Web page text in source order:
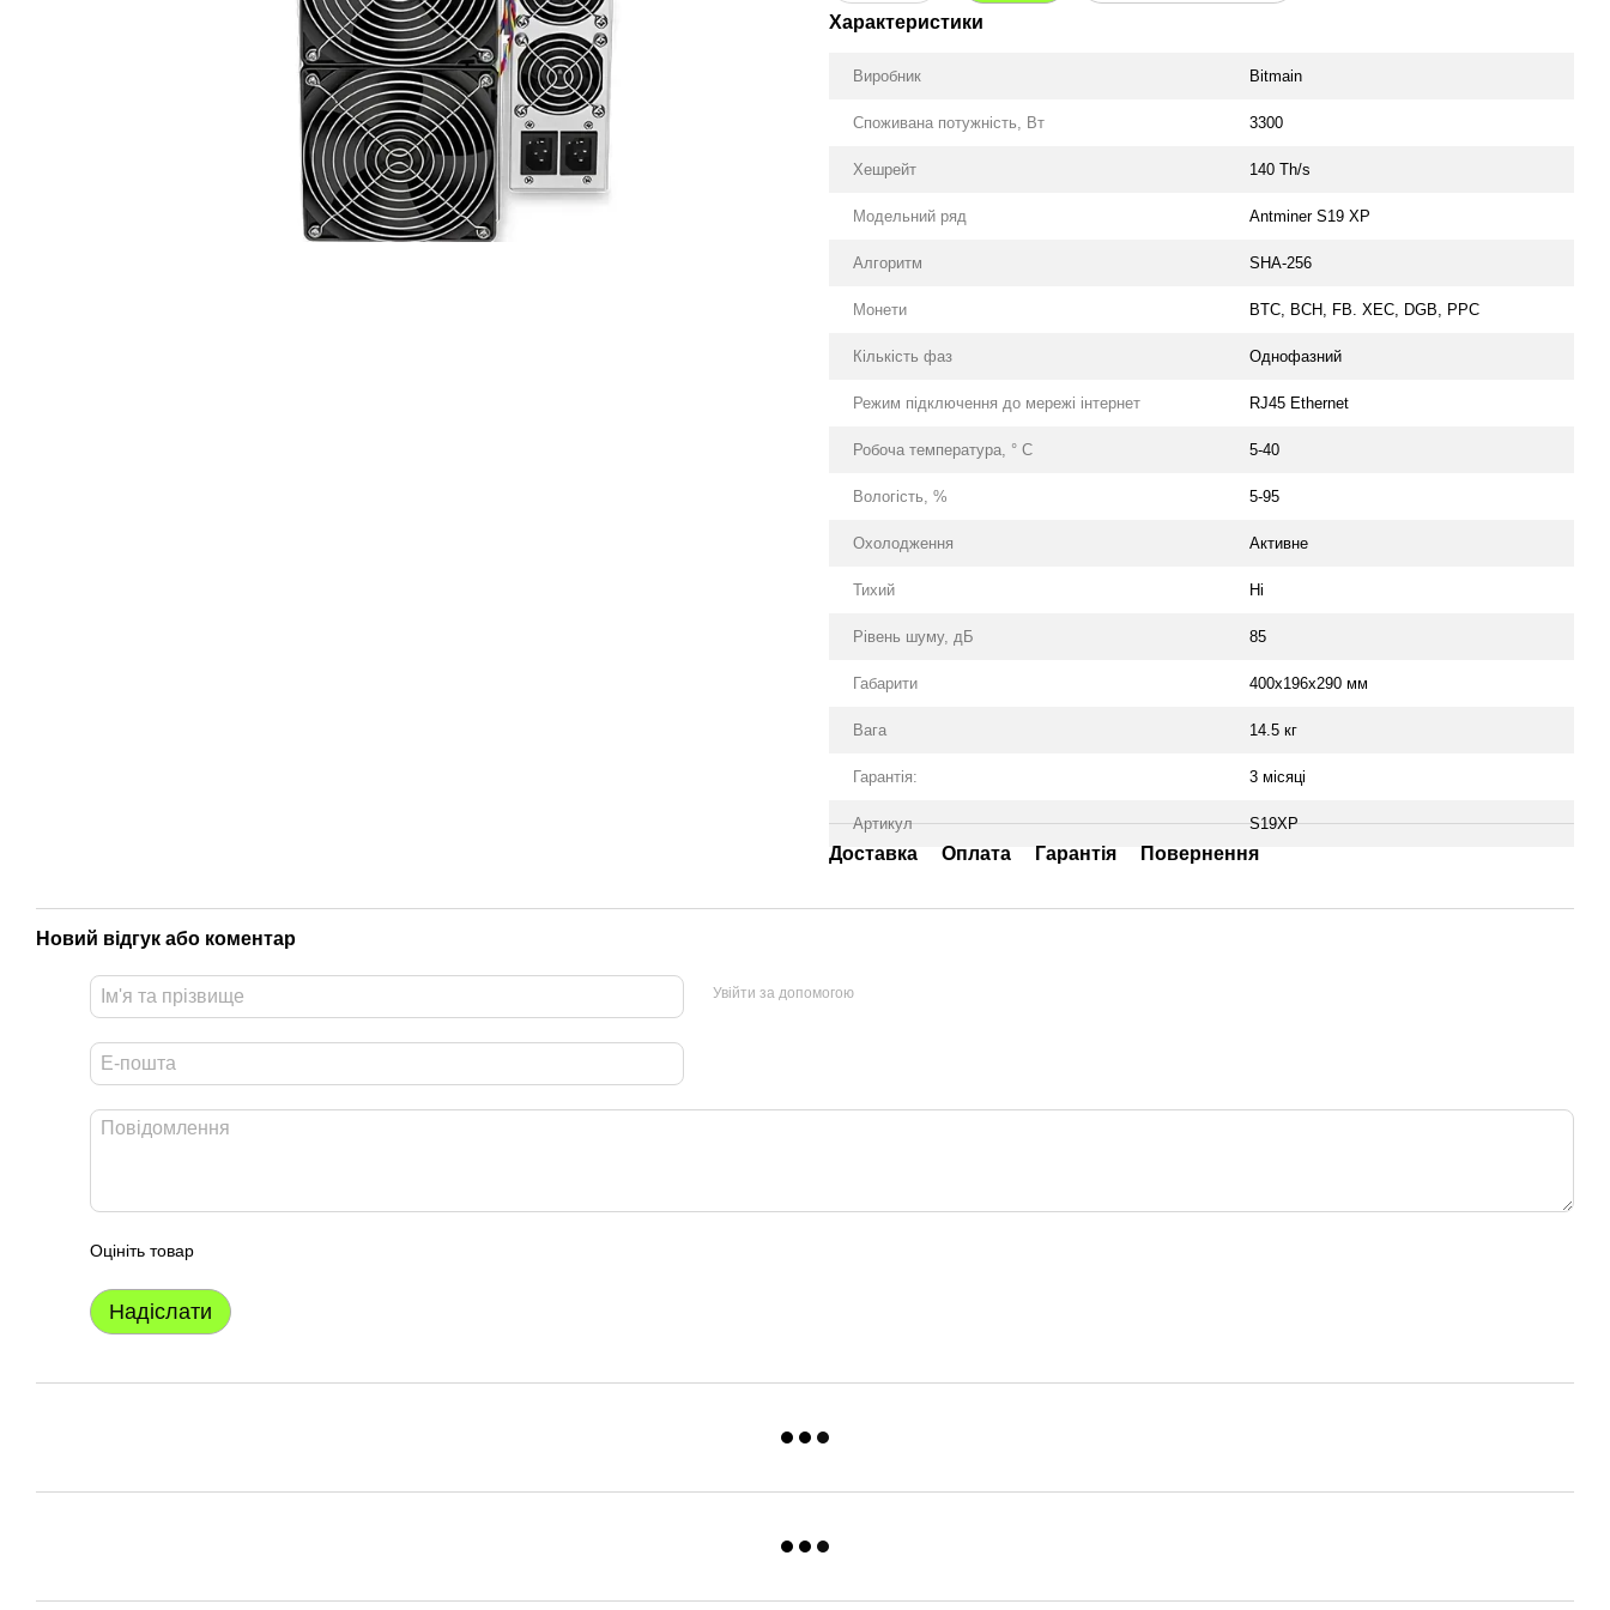
Характеристики
Виробник Bitmain
Споживана потужність, Вт 3300
Хешрейт 140 Th/s
Модельний ряд Antminer S19 XP
Алгоритм SHA-256
Монети BTC, BCH, FB. XEC, DGB, PPC
Кількість фаз Oднофазний
Режим підключення до мережі інтернет RJ45 Ethernet
Робоча температура, ° С 5-40
Вологість, % 5-95
Охолодження Активне
Тихий Ні
Рівень шуму, дБ 85
Габарити 400x196x290 мм
Вага 14.5 кг
Гарантія: 3 місяці
Артикул S19XP
Доставка Оплата Гарантія Повернення
Новий відгук або коментар
Увійти за допомогою
Оцініть товар
Надіслати